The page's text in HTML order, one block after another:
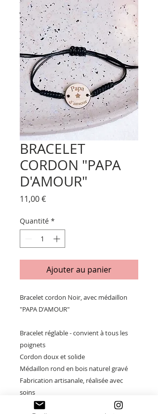
BRACELET
CORDON "PAPA
D'AMOUR"
11,00 €Prix
Quantité *
Ajouter au panier
Bracelet cordon Noir, avec médaillon
"PAPA D'AMOUR"
Bracelet réglable - convient à tous les
poignets
Cordon doux et solide
Médaillon rond en bois naturel gravé
Fabrication artisanale, réalisée avec
soins